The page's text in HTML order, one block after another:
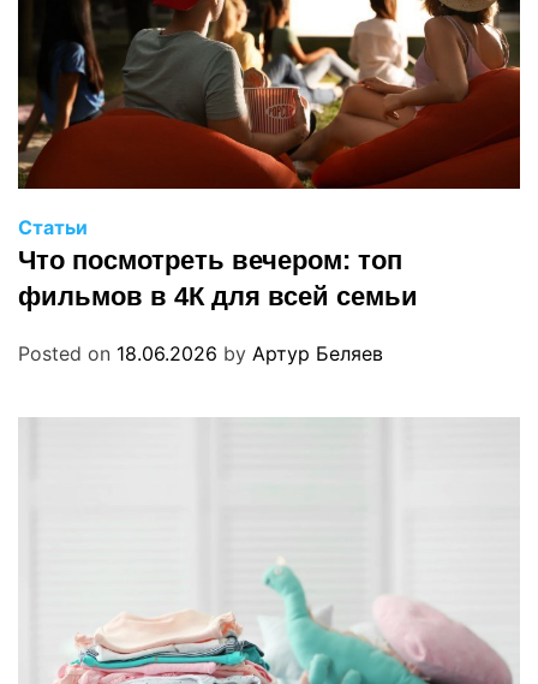
Статьи
Что посмотреть вечером: топ
фильмов в 4К для всей семьи
Posted on 18.06.2026 by Артур Беляев